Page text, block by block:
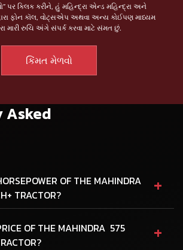
પર ક્લિક કરીને, હું મહિન્દ્રા એન્ડ મહિન્દ્રા અને
ફોન કૉલ, વોટ્સએપ અથવા અન્ય કોઈપણ માધ્યમ
મારી રુચિ અંગે સંપર્ક કરવા માટે સંમત છું.
Asked
OF THE MAHINDRA
TRACTOR?
+
OF THE MAHINDRA 575
+